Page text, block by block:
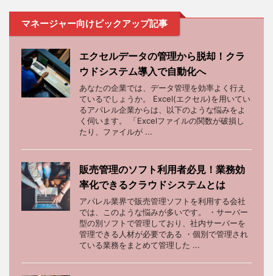
マネージャー向けピックアップ記事
エクセルデータの管理から脱却！クラ
ウドシステム導入で自動化へ
あなたの企業では、データ管理を効率よく行え
ているでしょうか。 Excel(エクセル)を用いてい
るアパレル企業からは、以下のような悩みをよ
く伺います。 「Excelファイルの関数が破損し
たり、ファイルが ...
販売管理のソフト利用者必見！業務効
率化できるクラウドシステムとは
アパレル業界で販売管理ソフトを利用する会社
では、このような悩みが多いです。 ・サーバー
型の別ソフトで管理しており、社内サーバーを
管理できる人材が必要である ・個別で管理され
ている業務をまとめて管理した ...